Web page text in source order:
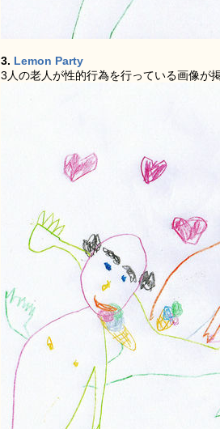
3. Lemon Party
3人の老人が性的行為を行っている画像が